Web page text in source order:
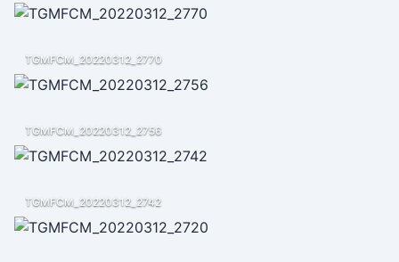
TGMFCM_20220312_2770
TGMFCM_20220312_2756
TGMFCM_20220312_2742